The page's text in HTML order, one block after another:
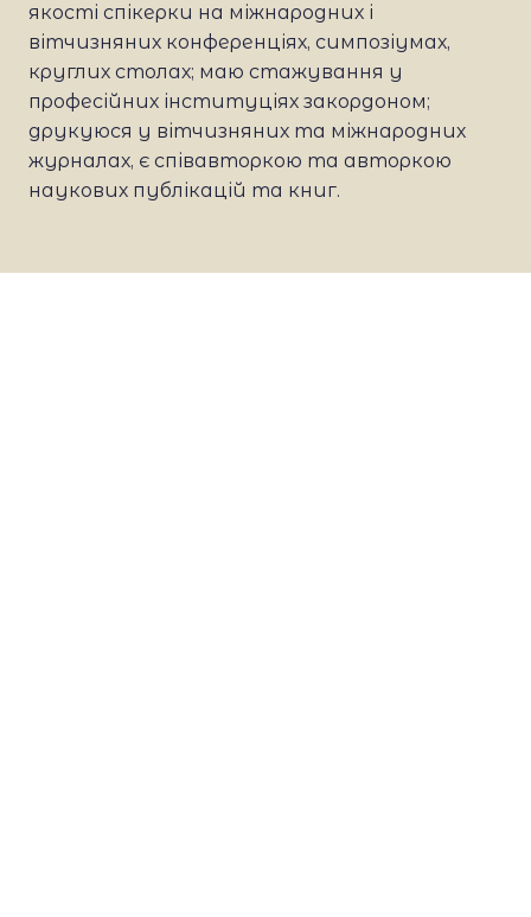
якості спікерки на міжнародних і
вітчизняних конференціях, симпозіумах,
круглих столах; маю стажування у
професійних інституціях закордоном;
друкуюся у вітчизняних та міжнародних
журналах, є співавторкою та авторкою
наукових публікацій та книг.